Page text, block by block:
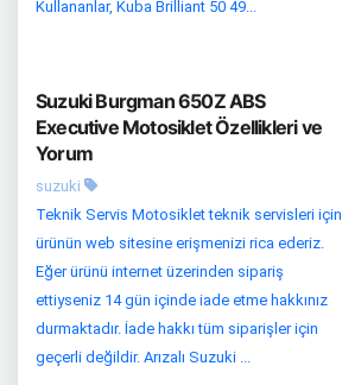
Kullananlar, Kuba Brilliant 50 49...
Suzuki Burgman 650Z ABS
Executive Motosiklet Özellikleri ve
Yorum
suzuki
Teknik Servis Motosiklet teknik servisleri için
ürünün web sitesine erişmenizi rica ederiz.
Eğer ürünü internet üzerinden sipariş
ettiyseniz 14 gün içinde iade etme hakkınız
durmaktadır. İade hakkı tüm siparişler için
geçerli değildir. Arızalı Suzuki ...